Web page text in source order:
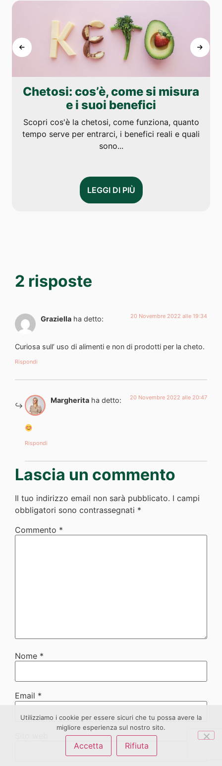
Chetosi: cos’è, come si misura
e i suoi benefici
Scopri cos'è la chetosi, come funziona, quanto
tempo serve per entrarci, i benefici reali e quali
sono...
LEGGI DI PIÙ
2 risposte
Graziella ha detto: 20 Novembre 2022 alle 19:34
Curiosa sull’ uso di alimenti e non di prodotti per la cheto.
Rispondi
Margherita ha detto: 20 Novembre 2022 alle 20:47
Rispondi
Lascia un commento
Il tuo indirizzo email non sarà pubblicato. I campi
obbligatori sono contrassegnati *
Commento *
Nome *
Email *
Utilizziamo i cookie per essere sicuri che tu possa avere la
migliore esperienza sul nostro sito.
Accetta Rifiuta